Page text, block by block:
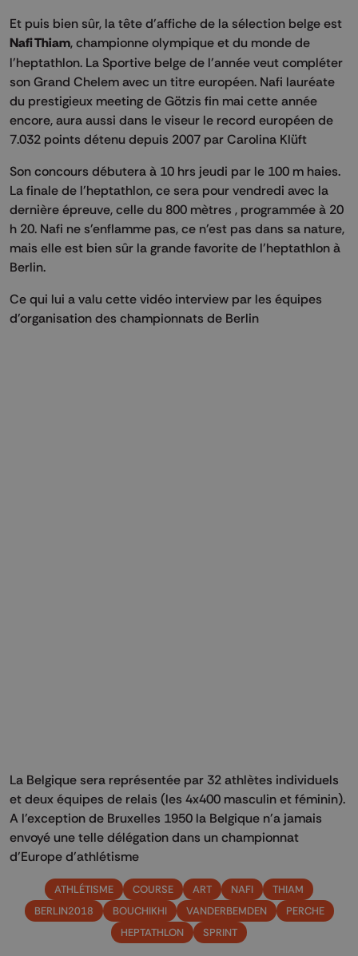
Et puis bien sûr, la tête d'affiche de la sélection belge est
Nafi Thiam, championne olympique et du monde de
l'heptathlon. La Sportive belge de l'année veut compléter
son Grand Chelem avec un titre européen. Nafi lauréate
du prestigieux meeting de Götzis fin mai cette année
encore, aura aussi dans le viseur le record européen de
7.032 points détenu depuis 2007 par Carolina Klüft
Son concours débutera à 10 hrs jeudi par le 100 m haies.
La finale de l'heptathlon, ce sera pour vendredi avec la
dernière épreuve, celle du 800 mètres , programmée à 20
h 20. Nafi ne s'enflamme pas, ce n'est pas dans sa nature,
mais elle est bien sûr la grande favorite de l'heptathlon à
Berlin.
Ce qui lui a valu cette vidéo interview par les équipes
d'organisation des championnats de Berlin
La Belgique sera représentée par 32 athlètes individuels
et deux équipes de relais (les 4x400 masculin et féminin).
A l'exception de Bruxelles 1950 la Belgique n'a jamais
envoyé une telle délégation dans un championnat
d'Europe d'athlétisme
ATHLÉTISME COURSE ART NAFI
THIAM
BERLIN2018
BOUCHIKHI VANDERBEMDEN
PERCHE
HEPTATHLON
SPRINT